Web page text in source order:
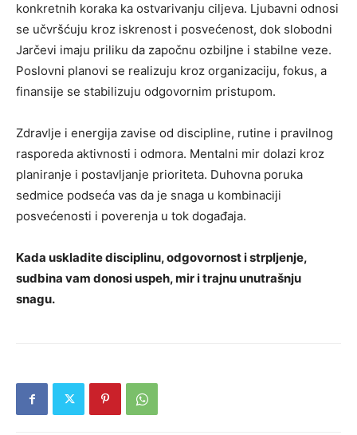
konkretnih koraka ka ostvarivanju ciljeva. Ljubavni odnosi
se učvršćuju kroz iskrenost i posvećenost, dok slobodni
Jarčevi imaju priliku da započnu ozbiljne i stabilne veze.
Poslovni planovi se realizuju kroz organizaciju, fokus, a
finansije se stabilizuju odgovornim pristupom.
Zdravlje i energija zavise od discipline, rutine i pravilnog
rasporeda aktivnosti i odmora. Mentalni mir dolazi kroz
planiranje i postavljanje prioriteta. Duhovna poruka
sedmice podseća vas da je snaga u kombinaciji
posvećenosti i poverenja u tok događaja.
Kada uskladite disciplinu, odgovornost i strpljenje,
sudbina vam donosi uspeh, mir i trajnu unutrašnju
snagu.